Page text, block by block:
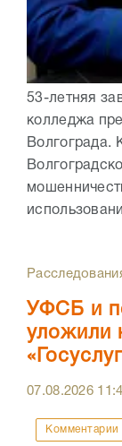
53-летняя
колледжа
Волгограда.
УФСБ и
уложили
07.08.2026
Комментарии